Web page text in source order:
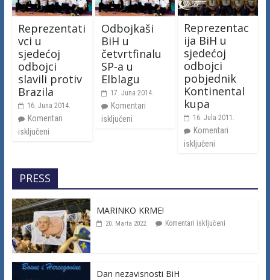
Reprezentati
vci u
sjedećoj
odbojci
slavili protiv
Brazila
16. Juna 2014.
Komentari
isključeni
Odbojkaši
BiH u
četvrtfinalu
SP-a u
Elblagu
17. Juna 2014.
Komentari
isključeni
Reprezentac
ija BiH u
sjedećoj
odbojci
pobjednik
Kontinental
kupa
16. Jula 2011.
Komentari
isključeni
PRESS
MARINKO KRME!
20. Marta 2022. Komentari isključeni
Dan nezavisnosti BiH